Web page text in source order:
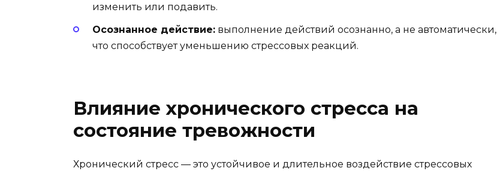
изменить или подавить.
Осознанное действие: выполнение действий осознанно, а не автоматически,
что способствует уменьшению стрессовых реакций.
Влияние хронического стресса на
состояние тревожности
Хронический стресс — это устойчивое и длительное воздействие стрессовых